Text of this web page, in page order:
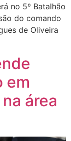
no 5º Batalhão
do comando
de Oliveira
em
área